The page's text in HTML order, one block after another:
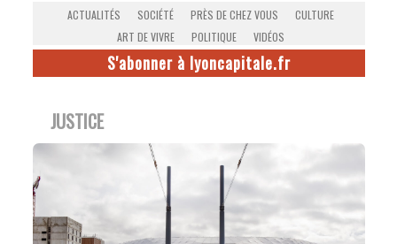
ACTUALITÉS SOCIÉTÉ PRÈS DE CHEZ VOUS
CULTURE
ART DE VIVRE
POLITIQUE VIDÉOS
S'abonner à lyoncapitale.fr
JUSTICE